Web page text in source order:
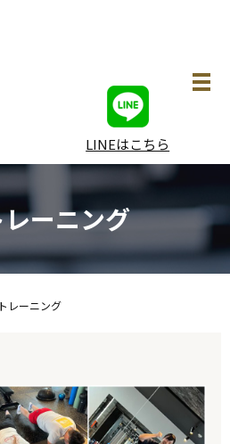
LINEはこちら
メ
ーニング
レーニング